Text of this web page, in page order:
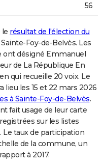
56
le résultat de l'élection du
Foy-de-Belvès. Les
ont désigné Emmanuel
de La République En
qui recueille 20 voix. Le
lieu les 15 et 22 mars 2026
à Sainte-Foy-de-Belvès.
fait usage de leur carte
sur les listes
Le taux de participation
de la commune, un
à 2017.